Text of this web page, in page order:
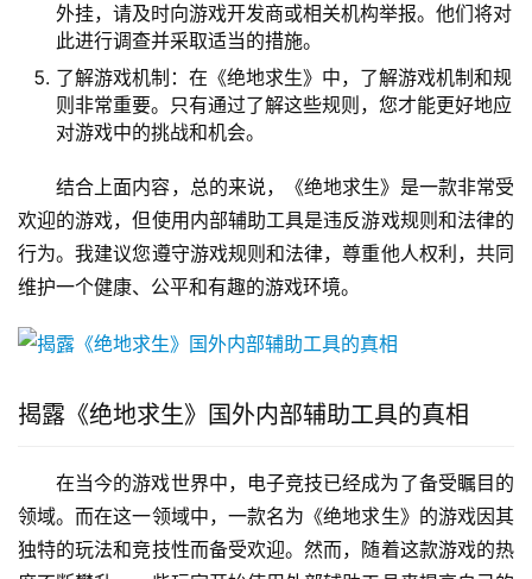
外挂，请及时向游戏开发商或相关机构举报。他们将对
此进行调查并采取适当的措施。
了解游戏机制：在《绝地求生》中，了解游戏机制和规
则非常重要。只有通过了解这些规则，您才能更好地应
对游戏中的挑战和机会。
结合上面内容，总的来说，《绝地求生》是一款非常受
欢迎的游戏，但使用内部辅助工具是违反游戏规则和法律的
行为。我建议您遵守游戏规则和法律，尊重他人权利，共同
维护一个健康、公平和有趣的游戏环境。
揭露《绝地求生》国外内部辅助工具的真相
在当今的游戏世界中，电子竞技已经成为了备受瞩目的
领域。而在这一领域中，一款名为《绝地求生》的游戏因其
独特的玩法和竞技性而备受欢迎。然而，随着这款游戏的热